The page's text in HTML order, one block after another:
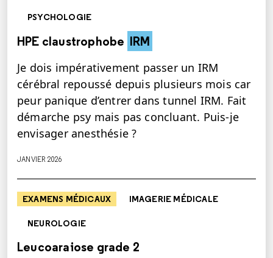
PSYCHOLOGIE
HPE claustrophobe IRM
Je dois impérativement passer un IRM
cérébral repoussé depuis plusieurs mois car
peur panique d’entrer dans tunnel IRM. Fait
démarche psy mais pas concluant. Puis-je
envisager anesthésie ?
JANVIER 2026
EXAMENS MÉDICAUX IMAGERIE MÉDICALE
NEUROLOGIE
Leucoaraiose grade 2